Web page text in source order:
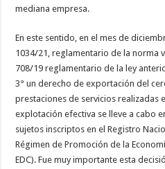
mediana empresa.
En este sentido, en el mes de
1034/21, reglamentario de la norma
708/19 reglamentario de la ley
3° un derecho de exportación del
prestaciones de servicios realizadas
explotación efectiva se lleve a cabo
sujetos inscriptos en el Registro
Régimen de Promoción de la
EDC). Fue muy importante esta